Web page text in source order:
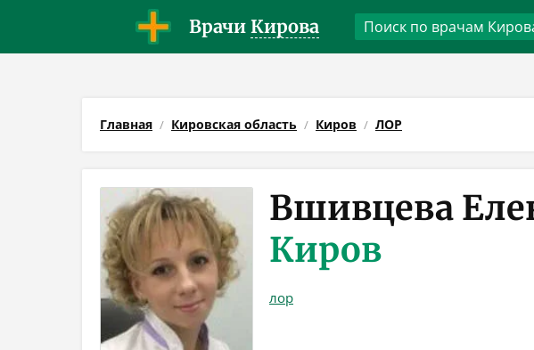
Врачи Кирова
Главная Кировская область Киров ЛОР
Вшивцева
Киров
лор